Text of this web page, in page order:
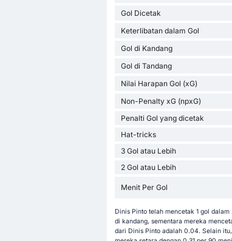
Gol Dicetak
Keterlibatan dalam Gol
Gol di Kandang
Gol di Tandang
Nilai Harapan Gol (xG)
Non-Penalty xG (npxG)
Penalti Gol yang dicetak
Hat-tricks
3 Gol atau Lebih
2 Gol atau Lebih
Menit Per Gol
Dinis Pinto telah mencetak 1 gol
di kandang, sementara mereka
dari Dinis Pinto adalah 0.04. Selain